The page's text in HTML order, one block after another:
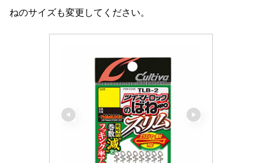
ねのサイズも変更してください。